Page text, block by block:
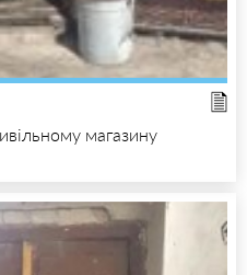
магазину